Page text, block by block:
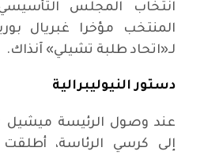
المنتخب مؤخرا غبريال
لـ«اتحاد طلبة تشيلي» آنذاك.
دستور النيوليبرالية
عند وصول الرئيسة ميشيل
إلى كرسي الرئاسة،